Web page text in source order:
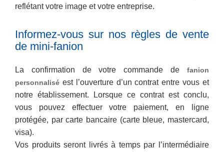
reflétant votre image et votre entreprise.
Informez-vous sur nos règles de vente
de mini-fanion
La confirmation de votre commande de fanion
personnalisé est l’ouverture d’un contrat entre vous et
notre établissement. Lorsque ce contrat est conclu,
vous pouvez effectuer votre paiement, en ligne
protégée, par carte bancaire (carte bleue, mastercard,
visa).
Vos produits seront livrés à temps par l’intermédiaire